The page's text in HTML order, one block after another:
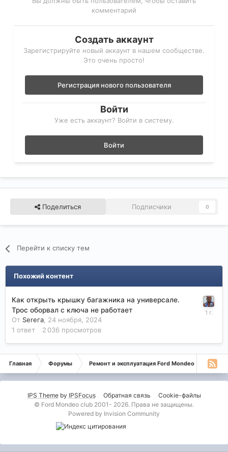
комментарий
Создать аккаунт
Зарегистрируйте новый аккаунт в нашем сообществе.
Это очень просто!
Регистрация нового пользователя
Войти
Уже есть аккаунт? Войти в систему.
Войти
Поделиться Подписчики 0
Перейти к списку тем
Похожий контент
Как открыть крышку багажника на универсале.
Трос оборвал с ключа не работает
От Serега 24 ноября, 2024
1 ответ 2 036 просмотров
Главная Форумы Ремонт и эксплуатация Ford Mondeo
IPS Themeby IPSFocus Обратная связь
Cookie-файлы
© Ford Mondeo club 2001- 2026. Права не защищены.
Powered by Invision Community